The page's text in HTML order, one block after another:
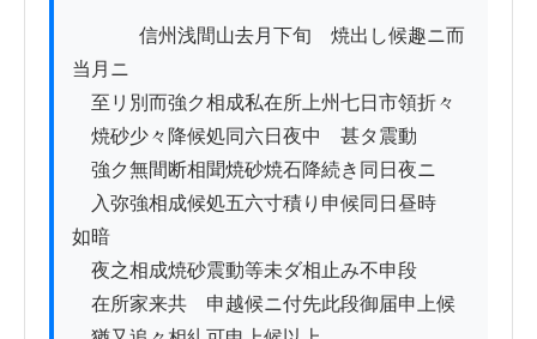
当月ニ
至リ別而強ク相成私在所上州七日市領折々
焼砂少々降候処同六日夜中ゟ甚タ震動
強ク無間断相聞焼砂焼石降続き同日夜ニ
入弥強相成候処五六寸積り申候同日昼時ゟ
如暗
夜之相成焼砂震動等未ダ相止み不申段
在所家来共ゟ申越候ニ付先此段御届申上候